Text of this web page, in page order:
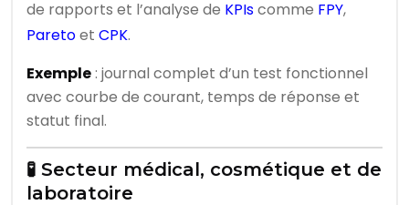
de rapports et l’analyse de KPIscomme FPY,
Paretoet CPK.
Exemple: journal complet d’un test fonctionnel
avec courbe de courant, temps de réponse et
statut final.
🧪 Secteur médical, cosmétique et de
laboratoire